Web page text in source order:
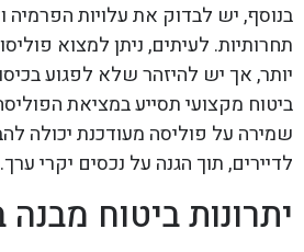
בנוסף, יש לבדוק את עלויות הפרמיה
תחרותיות. לעיתים, ניתן למצוא
יותר, אך יש להיזהר שלא לפגוע
ביטוח מקצועי תסייע במציאת
שמירה על פוליסה מעודכנת יכולה
לדיירים, תוך הגנה על נכסים יקרי ערך.
יתרונות ביטוח